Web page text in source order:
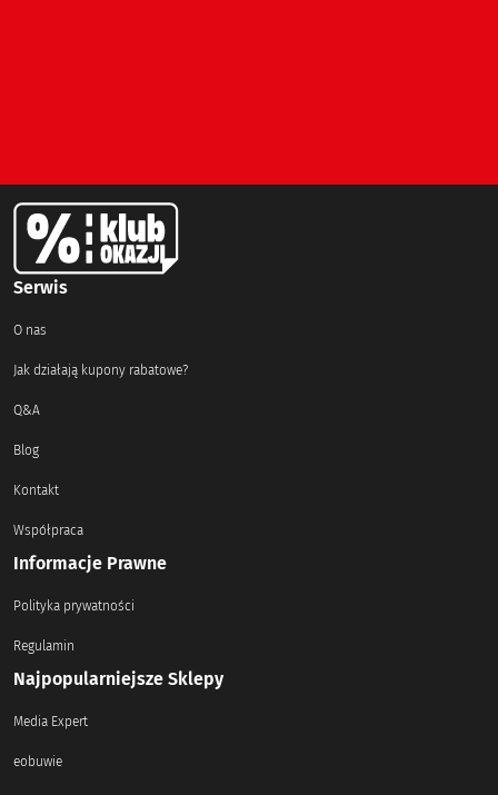
Serwis
O nas
Jak działają kupony rabatowe?
Q&A
Blog
Kontakt
Współpraca
Informacje Prawne
Polityka prywatności
Regulamin
Najpopularniejsze Sklepy
Media Expert
eobuwie